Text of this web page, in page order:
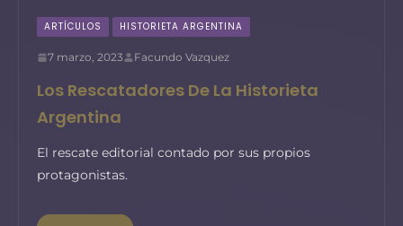
ARTÍCULOS HISTORIETA ARGENTINA
7 marzo, 2023 Facundo Vazquez
Los Rescatadores De La Historieta
Argentina
El rescate editorial contado por sus propios
protagonistas.